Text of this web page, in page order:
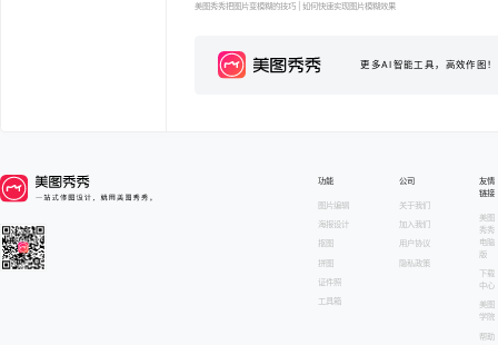
美图秀秀把图片变模糊的技巧 | 如何快速实现图片模糊效果
更多AI智能工具，高效作图！
功能
图片编辑
海报设计
抠图
拼图
证件照
工具箱
公司
关于我们
加入我们
用户协议
隐私政策
友情
链接
美图
秀秀
电脑
版
下载
中心
美图
学院
帮助